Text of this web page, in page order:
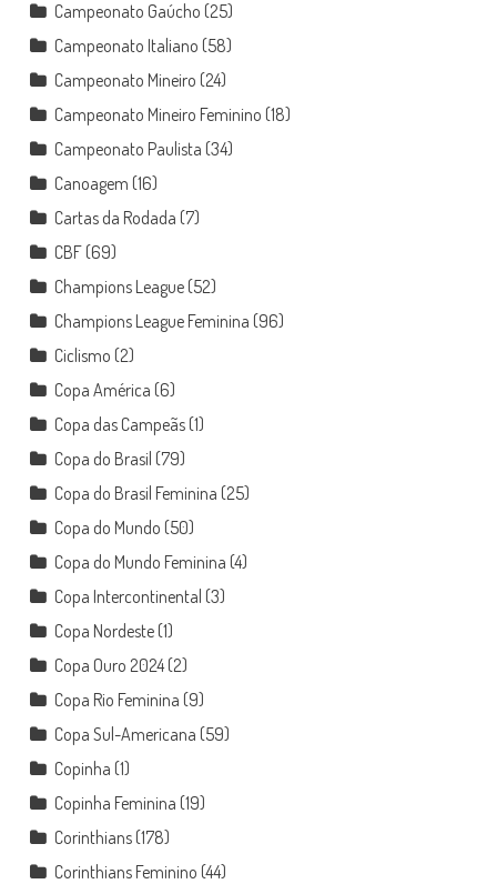
Campeonato Gaúcho (25)
Campeonato Italiano (58)
Campeonato Mineiro (24)
Campeonato Mineiro Feminino (18)
Campeonato Paulista (34)
Canoagem (16)
Cartas da Rodada (7)
CBF(69)
Champions League(52)
Champions League Feminina (96)
Ciclismo (2)
Copa América (6)
Copa das Campeãs(1)
Copa do Brasil (79)
Copa do Brasil Feminina (25)
Copa do Mundo (50)
Copa do Mundo Feminina (4)
Copa Intercontinental (3)
Copa Nordeste(1)
Copa Ouro 2024(2)
Copa Rio Feminina (9)
Copa Sul-Americana (59)
Copinha (1)
Copinha Feminina (19)
Corinthians(178)
Corinthians Feminino (44)